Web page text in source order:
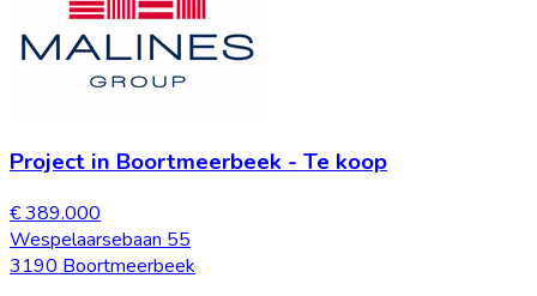
Project in Boortmeerbeek - Te koop
€ 389.000
Wespelaarsebaan 55
3190 Boortmeerbeek